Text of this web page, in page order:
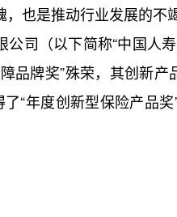
也是推动行业发展的不
公司（以下简称“中国人
品牌奖”殊荣，其创新
了“年度创新型保险产品